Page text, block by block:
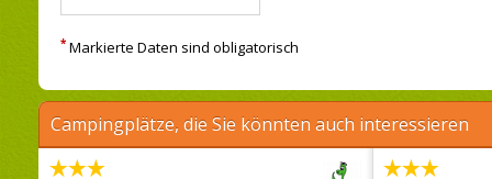
* Markierte Daten sind obligatorisch
Campingplätze, die Sie könnten auch interessieren